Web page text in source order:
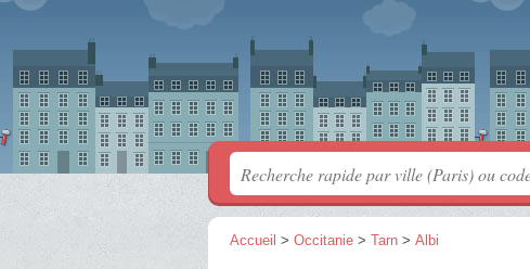
Accueil > Occitanie > Tarn > Albi